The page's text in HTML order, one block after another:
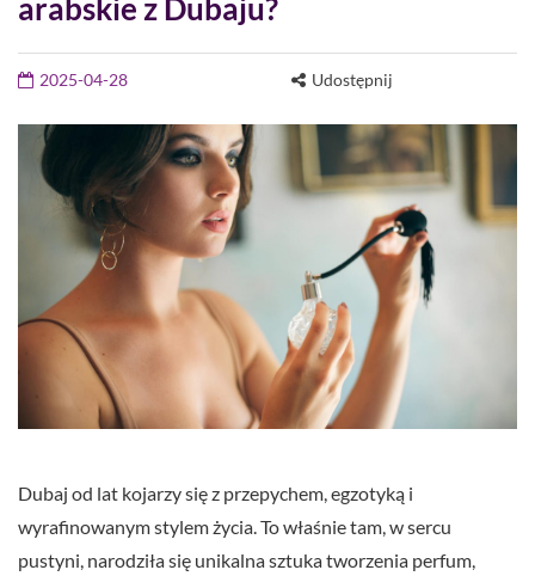
arabskie z Dubaju?
2025-04-28 Udostępnij
Dubaj od lat kojarzy się z przepychem, egzotyką i
wyrafinowanym stylem życia. To właśnie tam, w sercu
pustyni, narodziła się unikalna sztuka tworzenia perfum,